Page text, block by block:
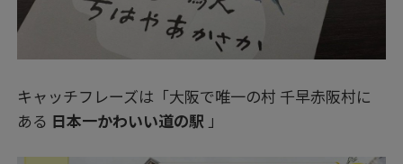
キャッチフレーズは「大阪で唯一の村 千早赤阪村に
ある 日本一かわいい道の駅 」